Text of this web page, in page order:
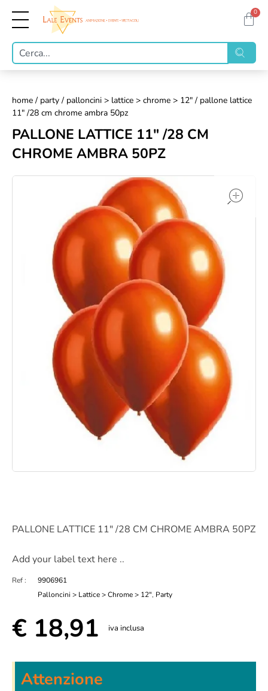
0
home / party / palloncini > lattice > chrome > 12" / pallone lattice
11" /28 cm chrome ambra 50pz
PALLONE LATTICE 11" /28 CM
CHROME AMBRA 50PZ
PALLONE LATTICE 11" /28 CM CHROME AMBRA 50PZ
Add your label text here ..
Ref :
9906961
Palloncini > Lattice > Chrome > 12", Party
€ 18,91 iva inclusa
Attenzione